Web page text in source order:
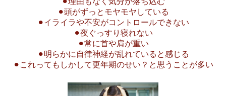
⚫︎頭がずっとモヤモヤしている
⚫︎イライラや不安がコントロールできない
⚫︎夜ぐっすり寝れない
⚫︎常に首や肩が重い
⚫︎明らかに自律神経が乱れていると感じる
⚫︎これってもしかして更年期のせい？と思うことが多い